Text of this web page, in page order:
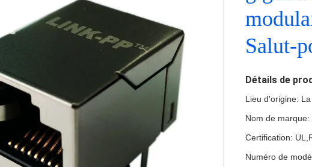
Salut-
Détails de
Lieu d'origine:
Nom de marque:
Certification:
Numéro de